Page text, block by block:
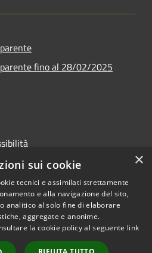
fino al 28/02/2025
Copyright © 2026 • Comune di
×
sui cookie
tecnici e assimilati strettamente
e alla navigazione del sito,
analitico al solo fine di elaborare
aggregate e anonime.
la cookie policy al seguente link